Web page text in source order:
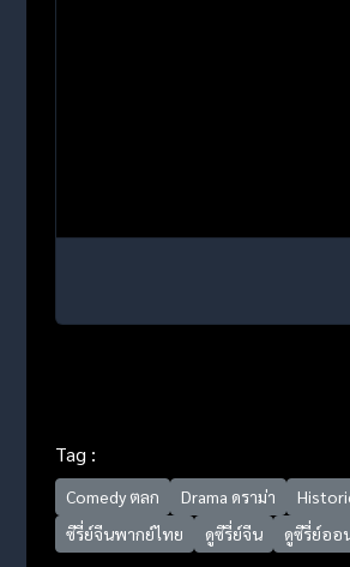
Tag :
Comedy ตลก Drama ดราม่า
ซีรี่ย์จีนพากย์ไทย
ดูซีรี่ย์จีน ดูซีรี่ย์ออ